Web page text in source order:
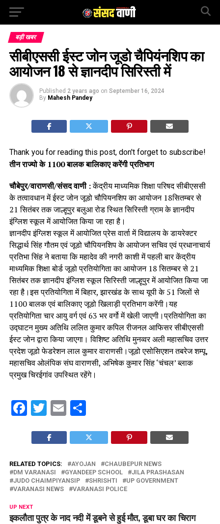
बड़ी खबर
सीबीएससी ईस्ट जोन जूडो चैपियंनशिप का
आयोजन 18 से ज्ञानदीप सिरिस्ती में
Published 2 years ago on September 16, 2024
By Mahesh Pandey
Thank you for reading this post, don't forget to subscribe!
तीन राज्यो के 1100 बालक बालिकाए करेंगी प्रतिभाग
चौबेपुर/वाराणसी/संसद वाणी :केंद्रीय माध्यमिक शिक्षा परिषद सीबीएससी
के तत्वावधान में ईस्ट जोन जूडो चौपियनशिप का आयोजन 18सितम्बर से
21 सितंबर तक जाल्हूपुर बलुआ रोड स्थित सिरिस्ती ग्राम के ज्ञानदीप
इंग्लिश स्कूल में आयोजित किया जा रहा है।
ज्ञानदीप इंग्लिश स्कूल में आयोजित प्रेस वार्ता में विद्यालय के डायरेक्टर
सिद्धार्थ सिंह गौतम एवं जूडो चौपियनशिप के आयोजन सचिव एवं प्रधानाचार्य
प्रतिभा सिंह ने बताया कि महादेव की नगरी काशी में पहली बार केंद्रीय
माध्यमिक शिक्षा बोर्ड जूडो प्रतियोगिता का आयोजन 18 सितम्बर से 21
सितंबर तक ज्ञानदीप इंग्लिश स्कूल सिरिस्ती जाल्हूपुर में आयोजित किया जा
रहा है।इस प्रतियोगिता में बिहार, झारखंड के साथ यूपी के 51 जिलों से
1100 बालक एवं बालिकाए जूडो खिलाड़ी प्रतिभाग करेंगी।यह
प्रतियोगिता चार आयु वर्ग एवं 63 भर वर्गो में खेली जाएगी।प्रतियोगिता का
उद्घाटन मुख्य अतिथि ललित कुमार कपिल रीजनल आफिसर सीबीएससी
ईस्ट जोन द्वारा किया जाएगा। विशिष्ट अतिथि मुनव्वर अली महासचिव उत्तर
प्रदेश जूडो फेडरेशन लाल कुमार वाराणसी।जूडो एसोसिएशन तबरेज शम्पू,
महासचिव ओलंपिक संघ वाराणसी, अभिषेक कुमार सिंह ‘चंचल’ ब्लाक
प्रमुख चिरईगांव उपस्थित रहेंगे।
Facebook
Twitter
EmailShare
RELATED TOPICS: AYOJAN
CHAUBEPUR NEWS
DM VARANASI
GYANDEEP SCHOOL
JILA PRASHASAN
JUDO CHAIMPIYANSIP
SHRISHTI
UP GOVERNMENT
VARANASI NEWS
VARANASI POLICE
UP NEXT
इकलौता पुत्र के नाद नदी में डूबने से हुई मौत, डूबा घर का चिराग